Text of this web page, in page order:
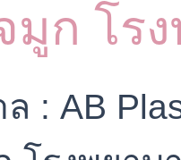
มูก โร
: AB